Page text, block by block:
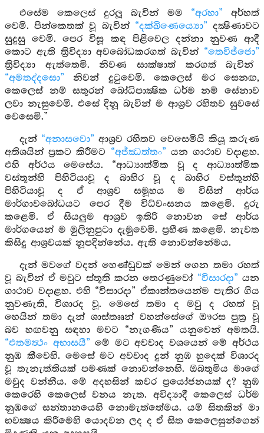
එසේම කෙලෙස් දුරලූ බැවින් මම “අරහා” අර්හත්
වෙමි. පින්කෙතක් වූ බැවින් “දක්ඛිණෙය්‍යො” දක්‍ෂිණාවට
සුදුසු වෙමි. පෙර විසූ කඳ පිළිවෙල දන්නා නුවණ ආදී
කොට ඇති ත්‍රිවිද්‍යා අවබෝධකරගත් බැවින් “තෙවිජ්ජො”
ත්‍රිවිද්‍යා ඇත්තෙමි. නිවණ සාක්ෂාත් කරගත් බැවින්
“අමතද්දසො” නිවන් දුටුවෙමි. කෙලෙස් මර සෙනඟ,
කෙලෙස් නම් සතුරන් බෝධිපාක්‍ෂික ධර්ම නම් සේනාව
ලවා නැසුවෙමි. එසේ දිනූ බැවින් ම ආශ්‍රව රහිතව සුවසේ
වෙසෙමි.”
දැන් “අනාසවො” ආශ්‍රව රහිතව වෙසෙමියි කියූ කරුණ
අතිශයින් ප්‍රකට කිරීමට “අජ්ඣත්තං” යන ගාථාව වදාළහ.
එහි අර්ථය මෙසේය. “ආධ්‍යාත්මික වූ ද ආධ්‍යාත්මික
වස්තූන්හි පිහිටියාවූ ද බාහිර වූ ද බාහිර වස්තූන්හි
පිහිටියාවූ ද ඒ ආශ්‍රව සමූහය ම විසින් ආර්ය
මාර්ගාවබෝධයට පෙර දීම විධ්වංසනය කළෙමි. දුරු
කළෙමි. ඒ සියලුම ආශ්‍රව ඉතිරි නොවන සේ ආර්ය
මාර්ගයෙන් ම මුලිනුපුටා දැමුවෙමි. ප්‍රහීණ කළෙමි. නැවත
කිසිදු ආශ්‍රවයක් නූපදින්නේය. ඇති නොවන්නේමය.
දැන් මවගේ වදන් හෙණ්ඩුවක් මෙන් ගෙන තමා රහත්
වූ බැවින් ඒ මවුට ස්තූති කරන තෙරණුවෝ “විසාරදා” යන
ගාථාව වදාළහ. එහි “විසාරදා” ඒකාන්තයෙන්ම පැතිර ගිය
නුවණැති, විශාරද වූ. මෙසේ තමා ද මවු ද රහත් වූ
හෙයින් තමා දැන් ශාස්තෲන් වහන්සේගේ ඖරස පුත්‍ර වූ
බව හඟවනු සඳහා මවට “නැගණිය” යනුවෙන් අමතයි.
“එතමත්‍ථං අභාසයී” මේ මට අවවාද වශයෙන් මේ අර්ථය
නුඹ කීවෙහි. මෙසේ මට අවවාද දුන් නුඹ හුදෙක් විශාරද
වූ තැනැත්තියක් පමණක් නොවන්නෙහි. ඔබතුමිය මාගේ
මවුද වන්නීය. මේ අදහසින් කවර ප්‍රයෝජනයක් ද? නුඹ
කෙරෙහි කෙලෙස් වනය නැත. අවිද්‍යාදී කෙලෙස් ධර්ම
නුඹගේ සන්තානයෙහි නොමැත්තේමය. යම් සිතකින් මා
භවක්‍ෂය කිරීමෙහි යොදවන ලද ද ඒ සිත කෙලෙසුන්ගෙන්